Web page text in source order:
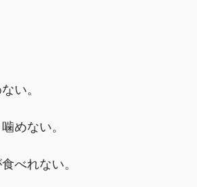
い。
めない。
べれない。